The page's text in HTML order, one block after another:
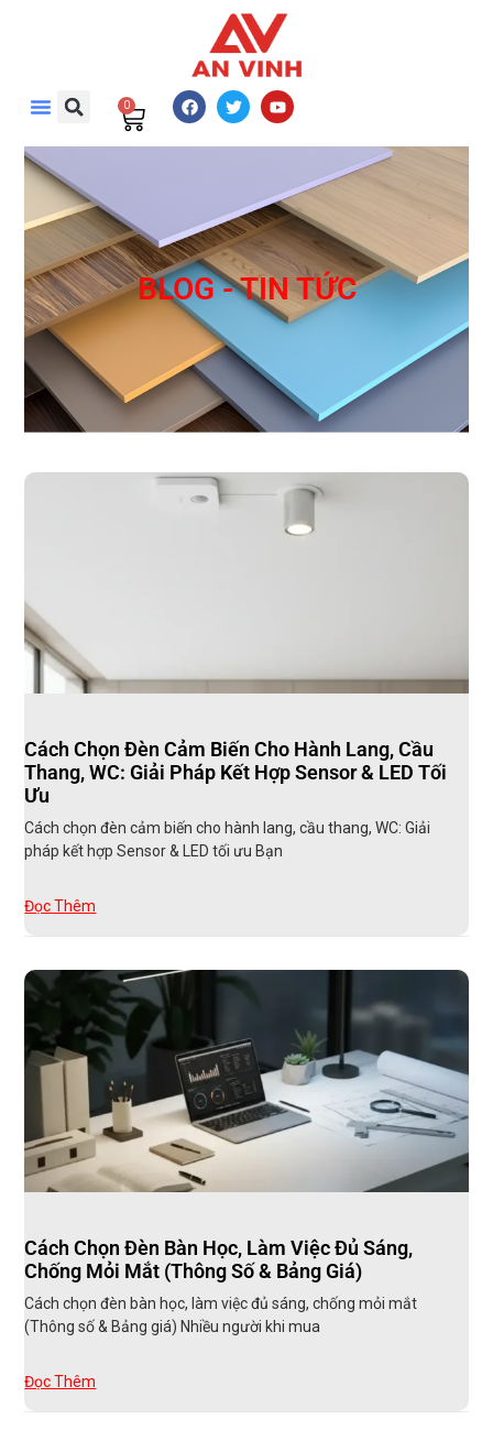
0
BLOG - TIN TỨC
Cách Chọn Đèn Cảm Biến Cho Hành Lang, Cầu
Thang, WC: Giải Pháp Kết Hợp Sensor & LED Tối
Ưu
Cách chọn đèn cảm biến cho hành lang, cầu thang, WC: Giải
pháp kết hợp Sensor & LED tối ưu Bạn
Đọc Thêm
Cách Chọn Đèn Bàn Học, Làm Việc Đủ Sáng,
Chống Mỏi Mắt (Thông Số & Bảng Giá)
Cách chọn đèn bàn học, làm việc đủ sáng, chống mỏi mắt
(Thông số & Bảng giá) Nhiều người khi mua
Đọc Thêm